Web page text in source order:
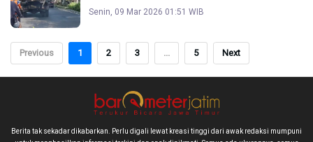
Senin, 09 Mar 2026 01:51 WIB
Previous 1 2 3 ... 5 Next
Berita tak sekadar dikabarkan. Perlu digali lewat kreasi tinggi dari awak redaksi mumpuni